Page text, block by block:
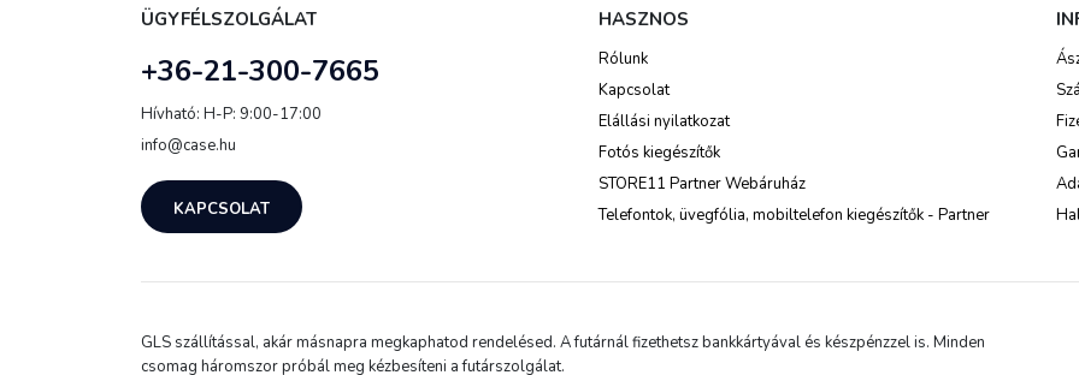
ÜGYFÉLSZOLGÁLAT
+36-21-300-7665
Hívható: H-P: 9:00-17:00
info@case.hu
KAPCSOLAT
HASZNOS
Rólunk
Kapcsolat
Elállási nyilatkozat
Fotós kiegészítők
STORE11 Partner Webáruház
Telefontok, üvegfólia, mobiltelefon kiegészítők - Partner
GLS szállítással, akár másnapra megkaphatod rendelésed. A futárnál fizethetsz bankkártyával és készpénzzel is. Minden
csomag háromszor próbál meg kézbesíteni a futárszolgálat.